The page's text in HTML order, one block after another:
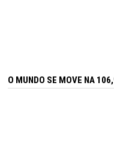
O MUNDO SE MOVE NA